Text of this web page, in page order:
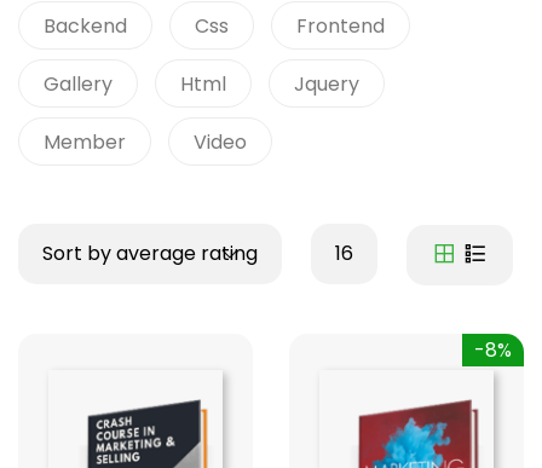
Backend Css Frontend
Gallery Html Jquery
Member Video
Sort by average rating 16
-8%